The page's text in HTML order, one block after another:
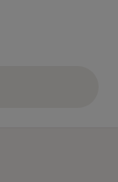
sopra